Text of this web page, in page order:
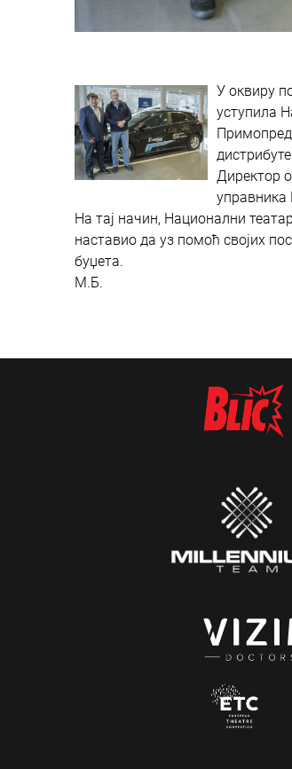
У оквиру
уступила
Директор
управника
На тај начин, Национални
наставио да уз помоћ својих
буџета.
М.Б.